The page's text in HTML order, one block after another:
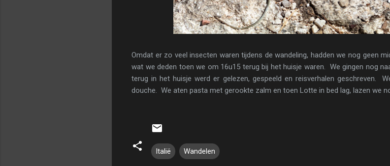
Omdat er zo veel insecten waren tijdens de wandeling, hadden we nog geen
wat we deden toen we om 16u15 terug bij het huisje waren. We gingen nog
terug in het huisje werd er gelezen, gespeeld en reisverhalen geschreven.
douche. We aten pasta met gerookte zalm en toen Lotte in bed lag, lazen we
Italië Wandelen